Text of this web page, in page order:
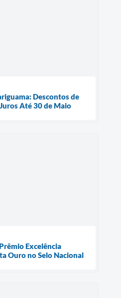
Descontos de
Até 30 de Maio
Excelência
Ouro no Selo Nacional